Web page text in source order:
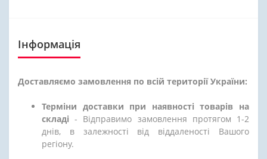
Інформація
Доставляємо замовлення по всій території України:
Терміни доставки при наявності товарів на
складі - Відправимо замовлення протягом 1-2
днів, в залежності від віддаленості Вашого
регіону.